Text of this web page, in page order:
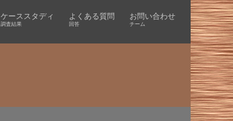
ケーススタディ
調査結果
よくある質問
回答
お問い合わせ
チーム